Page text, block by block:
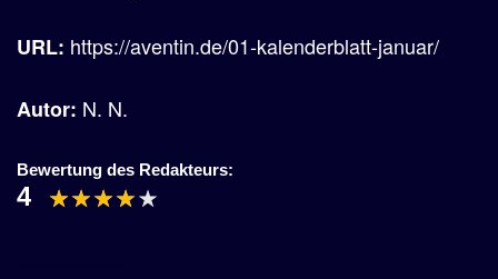
URL: https://aventin.de/01-kalenderblatt-januar/
Autor: N. N.
Bewertung des Redakteurs:
4